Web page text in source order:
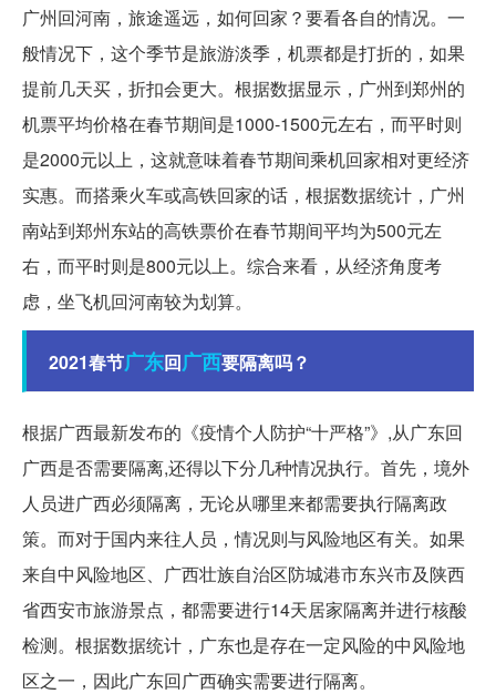
广州回河南，旅途遥远，如何回家？要看各自的情况。一
般情况下，这个季节是旅游淡季，机票都是打折的，如果
提前几天买，折扣会更大。根据数据显示，广州到郑州的
机票平均价格在春节期间是1000-1500元左右，而平时则
是2000元以上，这就意味着春节期间乘机回家相对更经济
实惠。而搭乘火车或高铁回家的话，根据数据统计，广州
南站到郑州东站的高铁票价在春节期间平均为500元左
右，而平时则是800元以上。综合来看，从经济角度考
虑，坐飞机回河南较为划算。
2021春节广东回广西要隔离吗？
根据广西最新发布的《疫情个人防护“十严格”》,从广东回
广西是否需要隔离,还得以下分几种情况执行。首先，境外
人员进广西必须隔离，无论从哪里来都需要执行隔离政
策。而对于国内来往人员，情况则与风险地区有关。如果
来自中风险地区、广西壮族自治区防城港市东兴市及陕西
省西安市旅游景点，都需要进行14天居家隔离并进行核酸
检测。根据数据统计，广东也是存在一定风险的中风险地
区之一，因此广东回广西确实需要进行隔离。